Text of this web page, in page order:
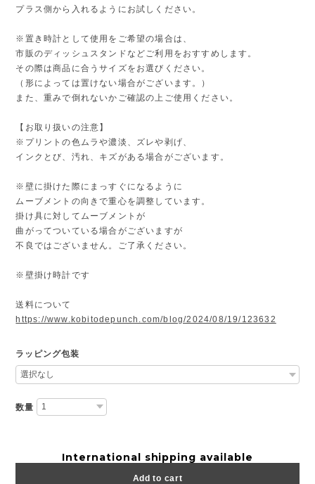
プラス側から入れるようにお試しください。
※置き時計として使用をご希望の場合は、
市販のディッシュスタンドなどご利用をおすすめします。
その際は商品に合うサイズをお選びください。
（形によっては置けない場合がございます。）
また、重みで倒れないかご確認の上ご使用ください。
【お取り扱いの注意】
※プリントの色ムラや濃淡、ズレや剥げ、
インクとび、汚れ、キズがある場合がございます。
※壁に掛けた際にまっすぐになるように
ムーブメントの向きで重心を調整しています。
掛け具に対してムーブメントが
曲がってついている場合がございますが
不良ではございません。ご了承ください。
※壁掛け時計です
送料について
https://www.kobitodepunch.com/blog/2024/08/19/123632
ラッピング包装
数量
International shipping available
Add to cart